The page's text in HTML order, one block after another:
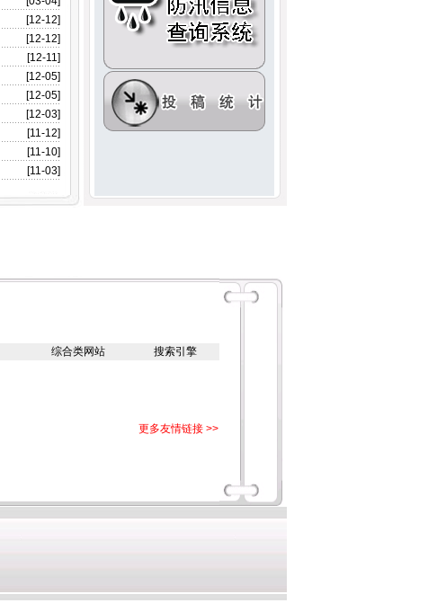
[12-12]
[12-12]
[12-11]
[12-05]
[12-05]
[12-03]
[11-12]
[11-10]
[11-03]
综合类网站 搜索引擎
更多友情链接 >>